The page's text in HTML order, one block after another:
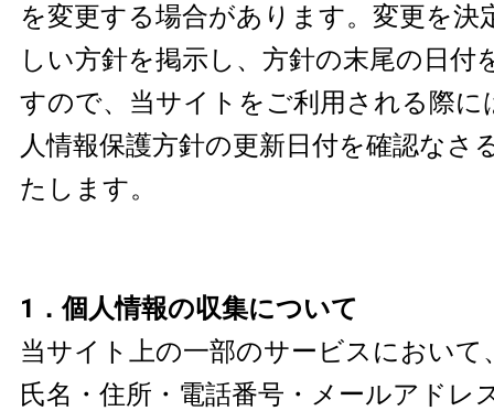
を変更する場合があります。変更を決
しい方針を掲示し、方針の末尾の日付
すので、当サイトをご利用される際に
人情報保護方針の更新日付を確認なさ
たします。
1．個人情報の収集について
当サイト上の一部のサービスにおいて
氏名・住所・電話番号・メールアドレ